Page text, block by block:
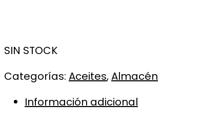
SIN STOCK
Categorías: Aceites,Almacén
Información adicional